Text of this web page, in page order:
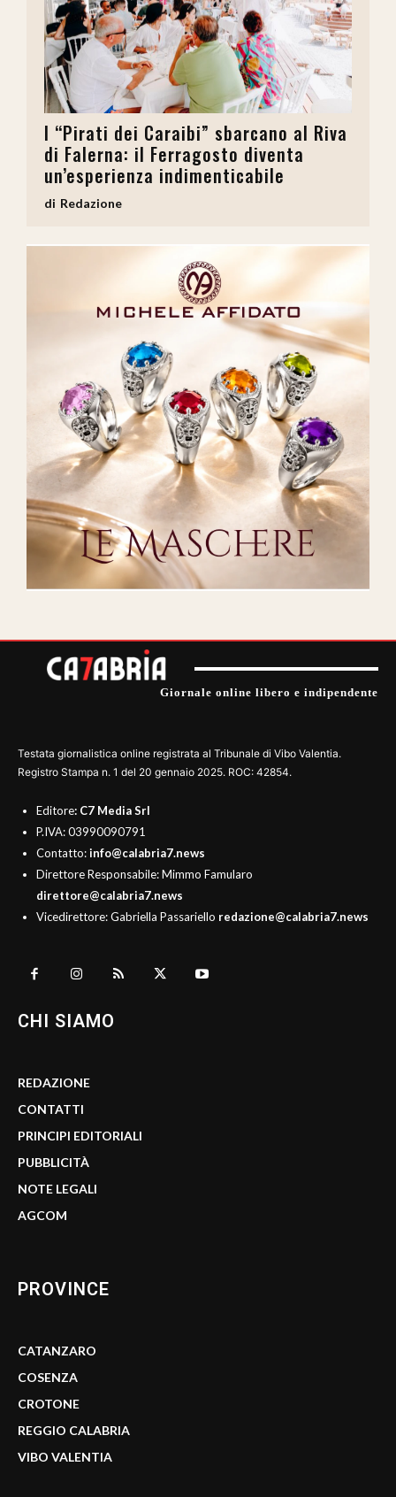
I “Pirati dei Caraibi” sbarcano al Riva
di Falerna: il Ferragosto diventa
un’esperienza indimenticabile
Redazione
Giornale online libero e indipendente
Testata giornalistica online registrata al Tribunale di Vibo Valentia.
Registro Stampa n. 1 del 20 gennaio 2025. ROC: 42854.
Editore: C7 Media Srl
P.IVA: 03990090791
Contatto:info@calabria7.news
Direttore Responsabile: Mimmo Famularo
direttore@calabria7.news
Vicedirettore: Gabriella Passariello redazione@calabria7.news
CHI SIAMO
REDAZIONE
CONTATTI
PRINCIPI EDITORIALI
PUBBLICITÀ
NOTE LEGALI
AGCOM
PROVINCE
CATANZARO
COSENZA
CROTONE
REGGIO CALABRIA
VIBO VALENTIA